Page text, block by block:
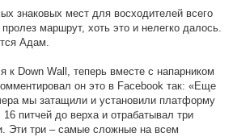
знаковых мест для восходителей всего
маршрут, хоть это и нелегко далось.
Адам.
к Down Wall, теперь вместе с напарником
он это в Facebook так: «Еще
мы затащили и установили платформу
питчей до верха и отрабатывал три
Эти три – самые сложные на всем